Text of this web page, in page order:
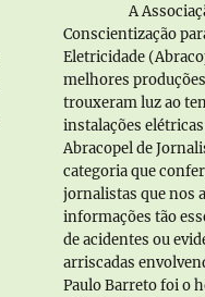
A
Conscientização
Eletricidade
melhores
trouxeram luz ao
instalações elétricas
Abracopel de
categoria que
jornalistas que nos
informações tão
de acidentes ou
arriscadas
Paulo Barreto foi o